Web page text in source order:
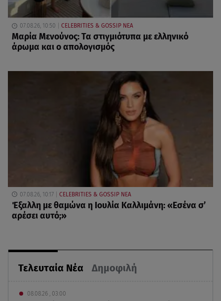
Τελευταία Νέα Δημοφιλή
08.08.26 , 03:00
07.08.26, 10:50 CELEBRITIES & GOSSIP ΝΕΑ
Μαρία Μενούνος: Τα στιγμιότυπα με ελληνικό
άρωμα και ο απολογισμός
07.08.26, 10:17 CELEBRITIES & GOSSIP ΝΕΑ
Έξαλλη με θαμώνα η Ιουλία Καλλιμάνη: «Εσένα σ’
αρέσει αυτό;»